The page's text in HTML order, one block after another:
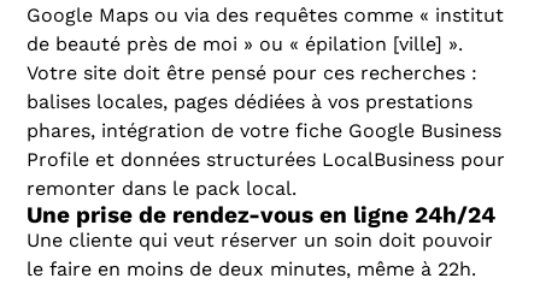
Google Maps ou via des requêtes comme « institut
de beauté près de moi » ou « épilation [ville] ».
Votre site doit être pensé pour ces recherches :
balises locales, pages dédiées à vos prestations
phares, intégration de votre fiche Google Business
Profile et données structurées LocalBusiness pour
remonter dans le pack local.
Une prise de rendez-vous en ligne 24h/24
Une cliente qui veut réserver un soin doit pouvoir
le faire en moins de deux minutes, même à 22h.